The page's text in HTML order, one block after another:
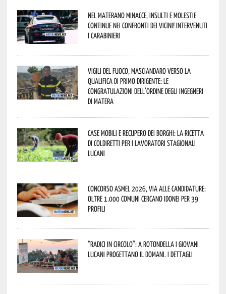
Nel materano minacce, insulti e molestie
continue nei confronti dei vicini! Intervenuti
i Carabinieri
Vigili del Fuoco, Masciandaro verso la
qualifica di Primo Dirigente: le
congratulazioni dell’Ordine degli Ingegneri
di Matera
Case mobili e recupero dei borghi: la ricetta
di Coldiretti per i lavoratori stagionali
lucani
Concorso Asmel 2026, via alle candidature:
oltre 1.000 Comuni cercano idonei per 39
profili
“Radici in Circolo”: a Rotondella i giovani
lucani progettano il domani. I dettagli